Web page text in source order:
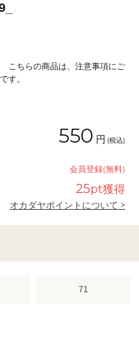
ちらの商品は、注意事項にご
す。
550 円 (税込)
会員登録(無料)
25pt獲得
オカダヤポイントについて >
71